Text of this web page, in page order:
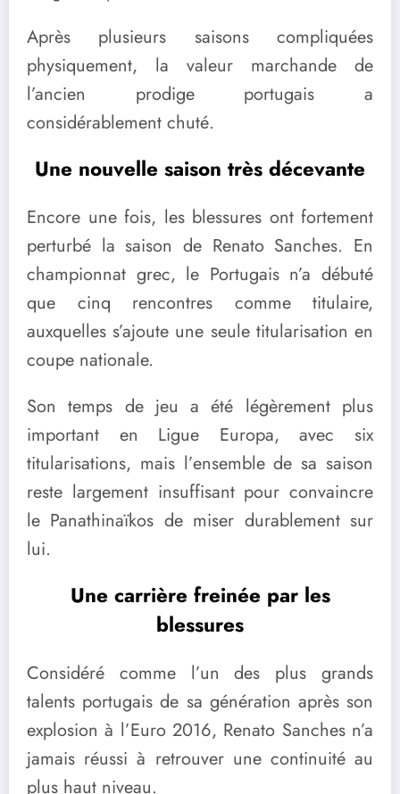
Après plusieurs saisons compliquées
physiquement, la valeur marchande de
l’ancien prodige portugais a
considérablement chuté.
Une nouvelle saison très décevante
Encore une fois, les blessures ont fortement
perturbé la saison de Renato Sanches. En
championnat grec, le Portugais n’a débuté
que cinq rencontres comme titulaire,
auxquelles s’ajoute une seule titularisation en
coupe nationale.
Son temps de jeu a été légèrement plus
important en Ligue Europa, avec six
titularisations, mais l’ensemble de sa saison
reste largement insuffisant pour convaincre
le Panathinaïkos de miser durablement sur
lui.
Une carrière freinée par les
blessures
Considéré comme l’un des plus grands
talents portugais de sa génération après son
explosion à l’Euro 2016, Renato Sanches n’a
jamais réussi à retrouver une continuité au
plus haut niveau.